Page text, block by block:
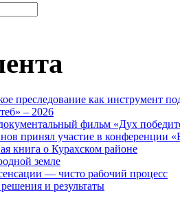
преследование как инструмент
– 2026
фильм «Дух
принял участие в конференции
книга о Курахском районе
земле
— чисто рабочий процесс
и результаты